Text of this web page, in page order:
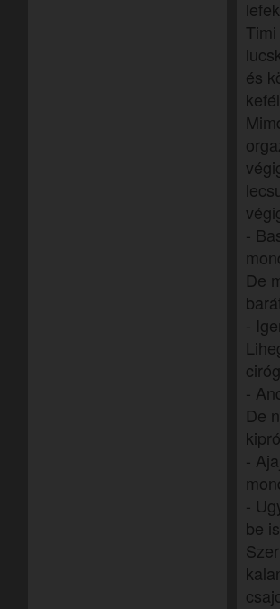
és
-
De
-
-
De
-
-
be